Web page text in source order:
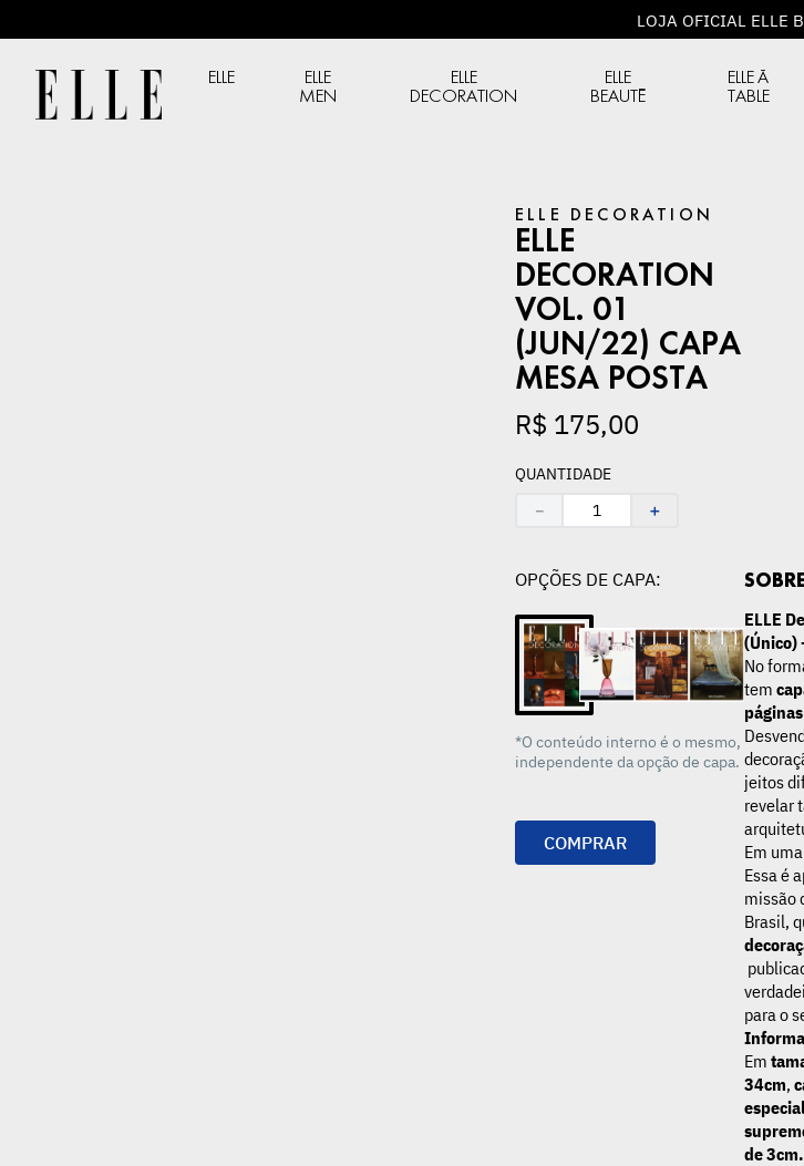
LOJA OFICIAL ELLE
ELLE
ELLE
MEN
ELLE
DECORATION
ELLE
BEAUTÉ
ELLE À
TABLE
ELLE DECORATION
ELLE
DECORATION
VOL. 01
(JUN/22) CAPA
MESA POSTA
R$ 175,00
QUANTIDADE
＋
－
OPÇÕES DE CAPA:
*O conteúdo interno é o mesmo,
independente da opção de capa.
COMPRAR
ELLE
(Único)
No
tem
páginas
jeitos
revelar
Em
Essa é
missão
Brasil,
para o
Em
34cm,
especial
de
ELLE DECORATION
03 (Jun/24) Capa
ELLE DECORATION
Casal
R$